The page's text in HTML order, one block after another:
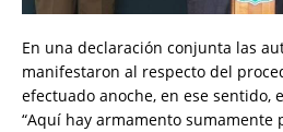
En una declaración conjunta las
manifestaron al respecto del
efectuado anoche, en ese sentido,
“Aquí hay armamento sumamente